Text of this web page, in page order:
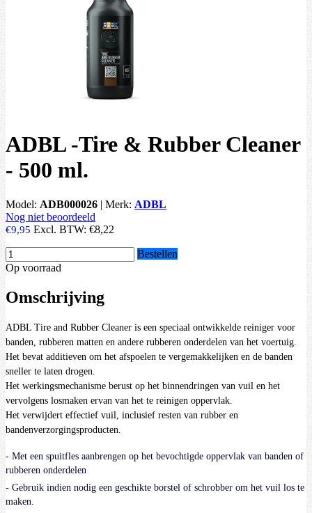
ADBL -Tire & Rubber Cleaner
- 500 ml.
Model: ADB000026 | Merk: ADBL
Nog niet beoordeeld
€9,95 Excl. BTW: €8,22
Bestellen
Op voorraad
Omschrijving
ADBL Tire and Rubber Cleaner is een speciaal ontwikkelde reiniger voor
banden, rubberen matten en andere rubberen onderdelen van het voertuig.
Het bevat additieven om het afspoelen te vergemakkelijken en de banden
sneller te laten drogen.
Het werkingsmechanisme berust op het binnendringen van vuil en het
vervolgens losmaken ervan van het te reinigen oppervlak.
Het verwijdert effectief vuil, inclusief resten van rubber en
bandenverzorgingsproducten.
- Met een spuitfles aanbrengen op het bevochtigde oppervlak van banden of
rubberen onderdelen
- Gebruik indien nodig een geschikte borstel of schrobber om het vuil los te
maken.